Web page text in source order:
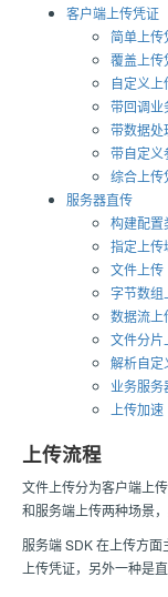
客户端上传凭证
简单上传
覆盖上传
自定义
带回调业
带数据处
带自定义
综合上传
服务器直传
构建配置
指定上传
文件上传
字节数组
数据流上
文件分片
解析自定
业务服务
上传加速
上传流程
文件上传分为客户端上
和服务端上传两种场景
服务端 SDK 在上传方
上传凭证，另外一种是